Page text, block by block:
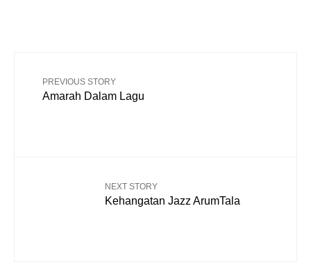
PREVIOUS STORY
Amarah Dalam Lagu
NEXT STORY
Kehangatan Jazz ArumTala